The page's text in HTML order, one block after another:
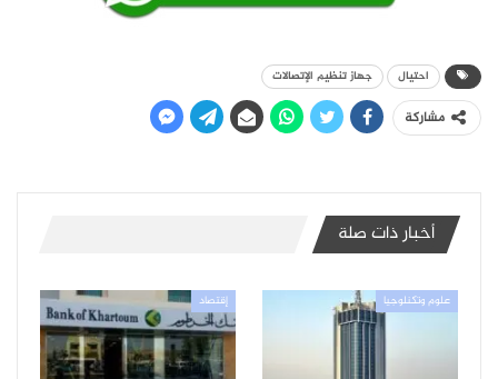
احتيال جهاز تنظيم الإتصالات
مشاركة
أخبار ذات صلة
علوم وتكنلوجيا إقتصاد